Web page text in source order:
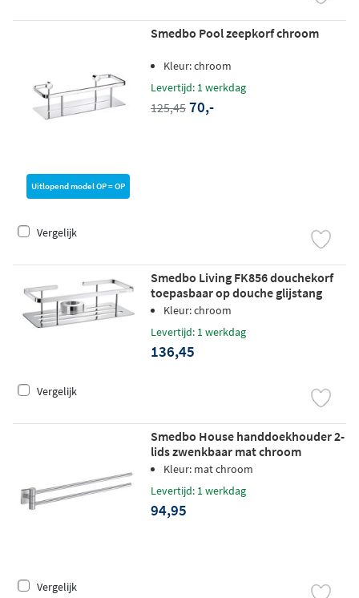
Uitlopend model OP = OP
Smedbo Pool zeepkorf chroom
Kleur: chroom
Levertijd: 1 werkdag
125,45 70,-
Vergelijk
Smedbo Living FK856 douchekorf
toepasbaar op douche glijstang
chroom
Kleur: chroom
Levertijd: 1 werkdag
136,45
Vergelijk
Smedbo House handdoekhouder 2-
lids zwenkbaar mat chroom
Kleur: mat chroom
Levertijd: 1 werkdag
94,95
Vergelijk